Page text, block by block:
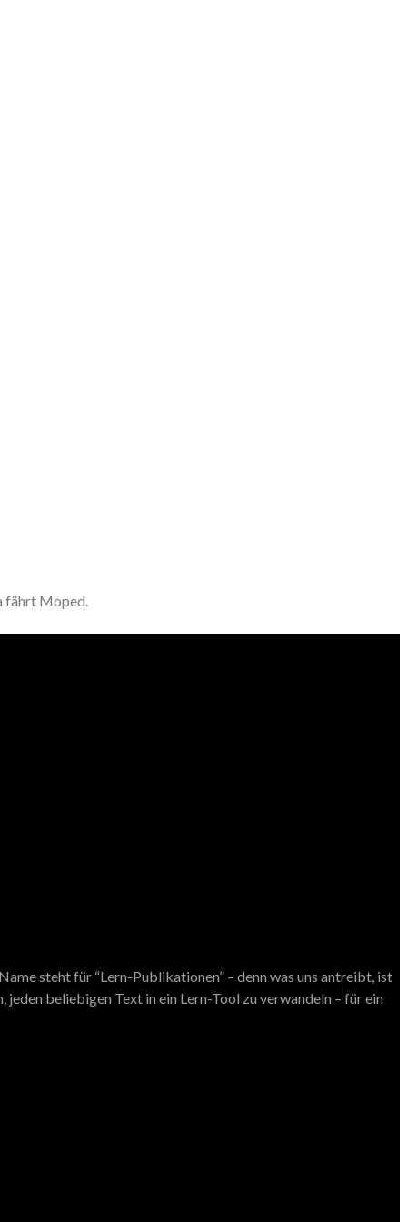
fährt Moped.
steht für “Lern-Publikationen” – denn was uns antreibt, ist
beliebigen Text in ein Lern-Tool zu verwandeln – für ein